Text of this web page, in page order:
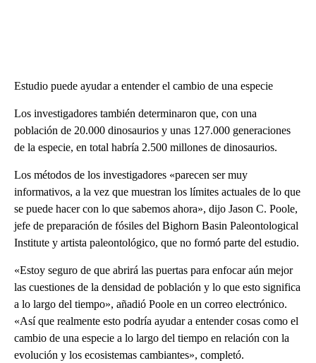
Estudio puede ayudar a entender el cambio de una especie
Los investigadores también determinaron que, con una
población de 20.000 dinosaurios y unas 127.000 generaciones
de la especie, en total habría 2.500 millones de dinosaurios.
Los métodos de los investigadores «parecen ser muy
informativos, a la vez que muestran los límites actuales de lo que
se puede hacer con lo que sabemos ahora», dijo Jason C. Poole,
jefe de preparación de fósiles del Bighorn Basin Paleontological
Institute y artista paleontológico, que no formó parte del estudio.
«Estoy seguro de que abrirá las puertas para enfocar aún mejor
las cuestiones de la densidad de población y lo que esto significa
a lo largo del tiempo», añadió Poole en un correo electrónico.
«Así que realmente esto podría ayudar a entender cosas como el
cambio de una especie a lo largo del tiempo en relación con la
evolución y los ecosistemas cambiantes», completó.